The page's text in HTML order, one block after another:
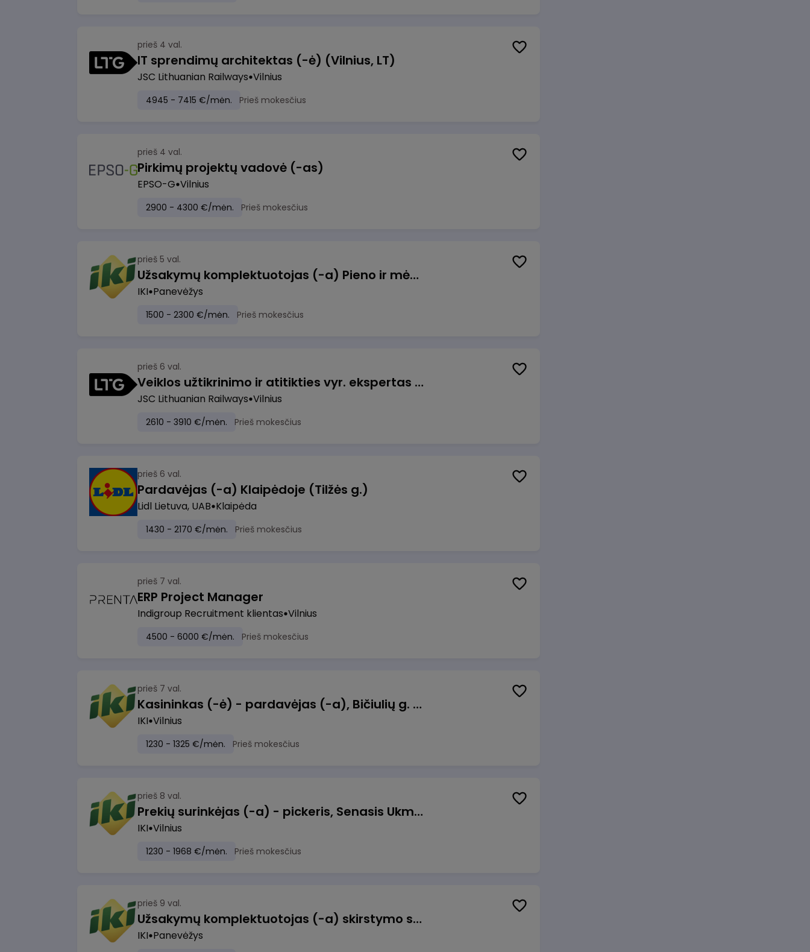
prieš 4 val.
IT sprendimų architektas (-ė) (Vilnius, LT)
JSC Lithuanian Railways Vilnius
4945 - 7415 €/mėn. Prieš mokesčius
prieš 4 val.
Pirkimų projektų vadovė (-as)
EPSO-G Vilnius
2900 - 4300 €/mėn. Prieš mokesčius
prieš 5 val.
Užsakymų komplektuotojas (-a) Pieno ir mėsos sandėlyje
IKI Panevėžys
1500 - 2300 €/mėn. Prieš mokesčius
prieš 6 val.
Veiklos užtikrinimo ir atitikties vyr. ekspertas (-ė) (Vilnius, LT)
JSC Lithuanian Railways Vilnius
2610 - 3910 €/mėn. Prieš mokesčius
prieš 6 val.
Pardavėjas (-a) Klaipėdoje (Tilžės g.)
Lidl Lietuva, UAB Klaipėda
1430 - 2170 €/mėn. Prieš mokesčius
prieš 7 val.
ERP Project Manager
Indigroup Recruitment klientas Vilnius
4500 - 6000 €/mėn. Prieš mokesčius
prieš 7 val.
Kasininkas (-ė) - pardavėjas (-a), Bičiulių g. 36, Bukiškis, Vilnius
IKI Vilnius
1230 - 1325 €/mėn. Prieš mokesčius
prieš 8 val.
Prekių surinkėjas (-a) - pickeris, Senasis Ukmergės kelias 8, Avižieniai
IKI Vilnius
1230 - 1968 €/mėn. Prieš mokesčius
prieš 9 val.
Užsakymų komplektuotojas (-a) skirstymo sandėlyje
IKI Panevėžys